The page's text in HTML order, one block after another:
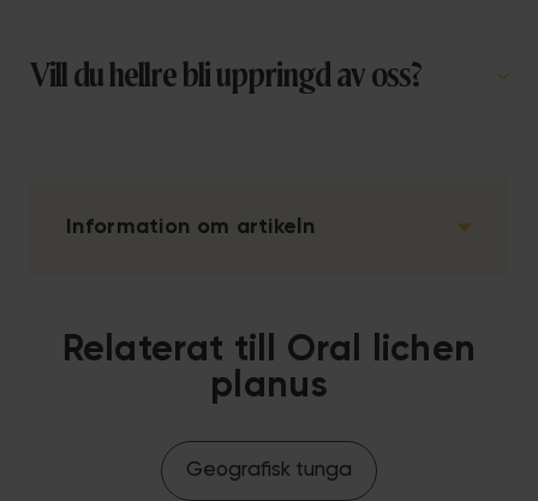
Vill du hellre bli uppringd av oss?
Information om artikeln
Relaterat till Oral lichen
planus
Geografisk tunga